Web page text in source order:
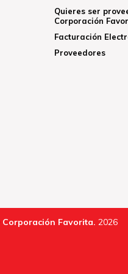
Quieres ser
Corporación
Facturación
Proveedores
Corporación Favorita. 2026